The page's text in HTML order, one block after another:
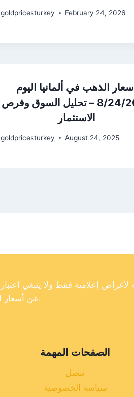
goldpricesturkey February 24, 2026
أسعار الذهب في ألمانيا اليوم
8/24/2025 – تحليل السوق وفرص
الاستثمار
goldpricesturkey August 24, 2025
عن أسعار الذهب في تركيا، فإننا لا نضمن دقة أو اكتمال أو موثوقية البيانات الموجودة على موقعنا الإلكتروني.
الصفحات المهمة
تنصل
سياسة الخصوصية